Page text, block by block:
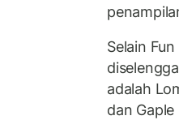
Selain
adalah
dan